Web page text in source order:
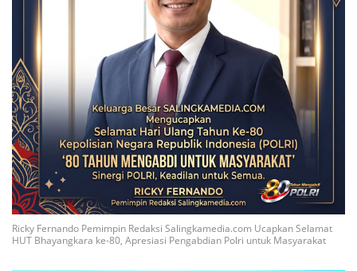
Ricky Fernando Pemimpin Redaksi Salingkamedia.com Ucapkan Selamat
HUT Bhayangkara ke-80, Apresiasi Pengabdian Polri untuk Masyarakat